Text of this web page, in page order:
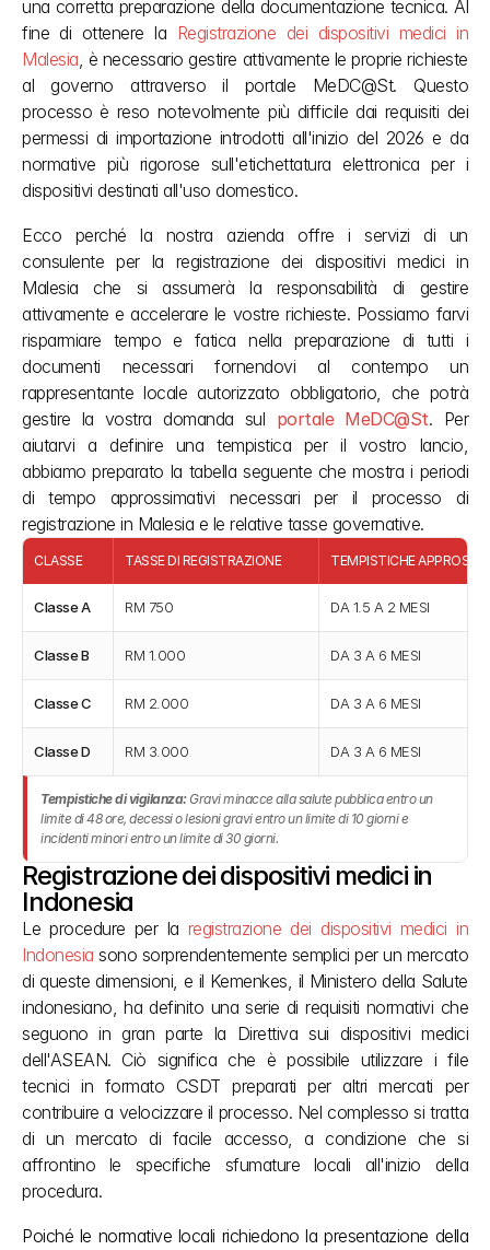
una corretta preparazione della documentazione tecnica. Al
fine di ottenere la Registrazione dei dispositivi medici in
Malesia, è necessario gestire attivamente le proprie richieste
al governo attraverso il portale MeDC@St. Questo
processo è reso notevolmente più difficile dai requisiti dei
permessi di importazione introdotti all'inizio del 2026 e da
normative più rigorose sull'etichettatura elettronica per i
dispositivi destinati all'uso domestico.
Ecco perché la nostra azienda offre i servizi di un
consulente per la registrazione dei dispositivi medici in
Malesia che si assumerà la responsabilità di gestire
attivamente e accelerare le vostre richieste. Possiamo farvi
risparmiare tempo e fatica nella preparazione di tutti i
documenti necessari fornendovi al contempo un
rappresentante locale autorizzato obbligatorio, che potrà
gestire la vostra domanda sul portale MeDC@St. Per
aiutarvi a definire una tempistica per il vostro lancio,
abbiamo preparato la tabella seguente che mostra i periodi
di tempo approssimativi necessari per il processo di
registrazione in Malesia e le relative tasse governative.
CLASSE TASSE DI REGISTRAZIONE TEMPISTICHE
Classe A RM 750 DA 1.5 A 2 MESI
Classe B RM 1.000 DA 3 A 6 MESI
Classe C RM 2.000 DA 3 A 6 MESI
Classe D RM 3.000 DA 3 A 6 MESI
Tempistiche di vigilanza:Gravi minacce alla salute pubblica entro un
limite di 48 ore, decessi o lesioni gravi entro un limite di 10 giorni e
incidenti minori entro un limite di 30 giorni.
Registrazione dei dispositivi medici in
Indonesia
Le procedure per la registrazione dei dispositivi medici in
Indonesia sono sorprendentemente semplici per un mercato
di queste dimensioni, e il Kemenkes, il Ministero della Salute
indonesiano, ha definito una serie di requisiti normativi che
seguono in gran parte la Direttiva sui dispositivi medici
dell'ASEAN. Ciò significa che è possibile utilizzare i file
tecnici in formato CSDT preparati per altri mercati per
contribuire a velocizzare il processo. Nel complesso si tratta
di un mercato di facile accesso, a condizione che si
affrontino le specifiche sfumature locali all'inizio della
procedura.
Poiché le normative locali richiedono la presentazione della